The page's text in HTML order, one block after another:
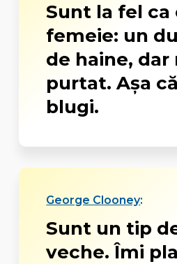
Sunt la fel ca
femeie: un
de haine, dar
purtat. Aşa
blugi.
George Clooney:
Sunt un tip
veche. Îmi